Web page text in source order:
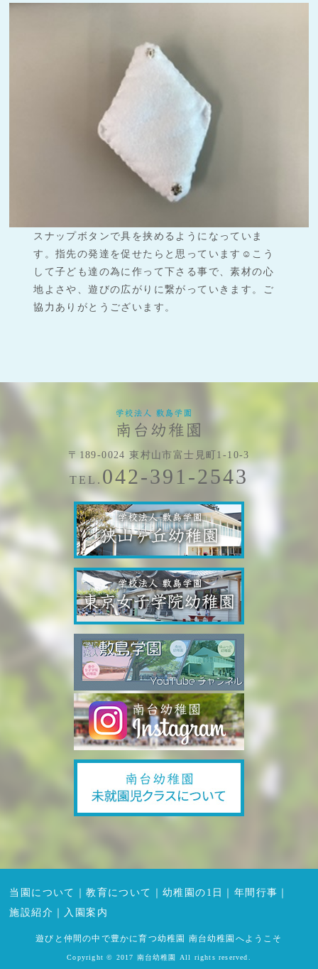
スナップボタンで具を挟めるようになっていま
す。指先の発達を促せたらと思っています☺︎こう
して子ども達の為に作って下さる事で、素材の心
地よさや、遊びの広がりに繋がっていきます。ご
協力ありがとうございます。
〒189-0024 東村山市富士見町1-10-3
TEL. 042-391-2543
当園について ｜教育について ｜幼稚園の1日 年間行事
施設紹介
入園案内
遊びと仲間の中で豊かに育つ幼稚園 南台幼稚園へようこそ
Copyright © 2017 南台幼稚園 All rights reserved.